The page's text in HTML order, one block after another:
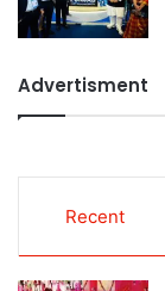
Advertisment
Recent